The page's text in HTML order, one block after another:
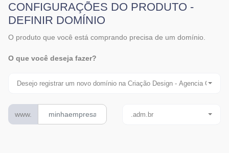
CONFIGURAÇÕES DO PRODUTO -
DEFINIR DOMÍNIO
O produto que você está comprando precisa de um domínio.
O que você deseja fazer?
Desejo registrar um novo domínio na Criação Design - Agencia Criativa
www. .adm.br